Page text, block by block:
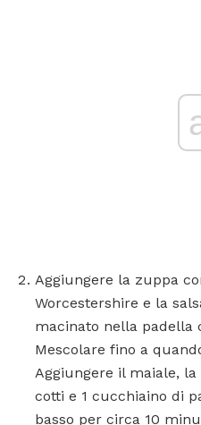
Aggiungere la zuppa
Worcestershire e la
macinato nella padella
Mescolare fino a
Aggiungere il maiale,
cotti e 1 cucchiaino di
basso per circa 10